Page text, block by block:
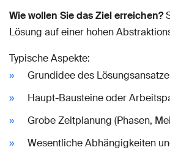
Wie wollen Sie das Ziel erreichen?
Lösung auf einer hohen
Typische Aspekte:
Grundidee des
Haupt-Bausteine oder
Grobe Zeitplanung (Phasen,
Wesentliche Abhängigkeiten